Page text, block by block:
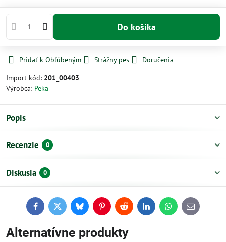
Do košíka
Pridať k Obľúbeným Strážny pes
Doručenia
Import kód: 201_00403
Výrobca: Peka
Popis
Recenzie 0
Diskusia 0
FacebookTwitterBlueskyPinterestReddit LinkedInWhatsApp
E-
mail
Alternatívne produkty